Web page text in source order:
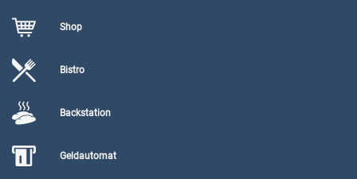
Shop
Bistro
Backstation
Geldautomat